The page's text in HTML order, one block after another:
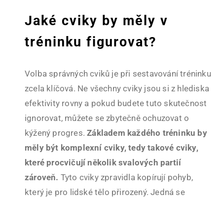
Jaké cviky by měly v
tréninku figurovat?
Volba správných cviků je při sestavování tréninku
zcela klíčová. Ne všechny cviky jsou si z hlediska
efektivity rovny a pokud budete tuto skutečnost
ignorovat, můžete se zbytečně ochuzovat o
kýžený progres.Základem každého tréninku by
měly být komplexní cviky, tedy takové cviky,
které procvičují několik svalových partií
zároveň. Tyto cviky zpravidla kopírují pohyb,
který je pro lidské tělo přirozený. Jedná se